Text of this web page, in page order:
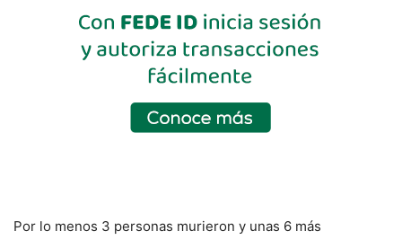
Por lo menos 3 personas murieron y unas 6 más